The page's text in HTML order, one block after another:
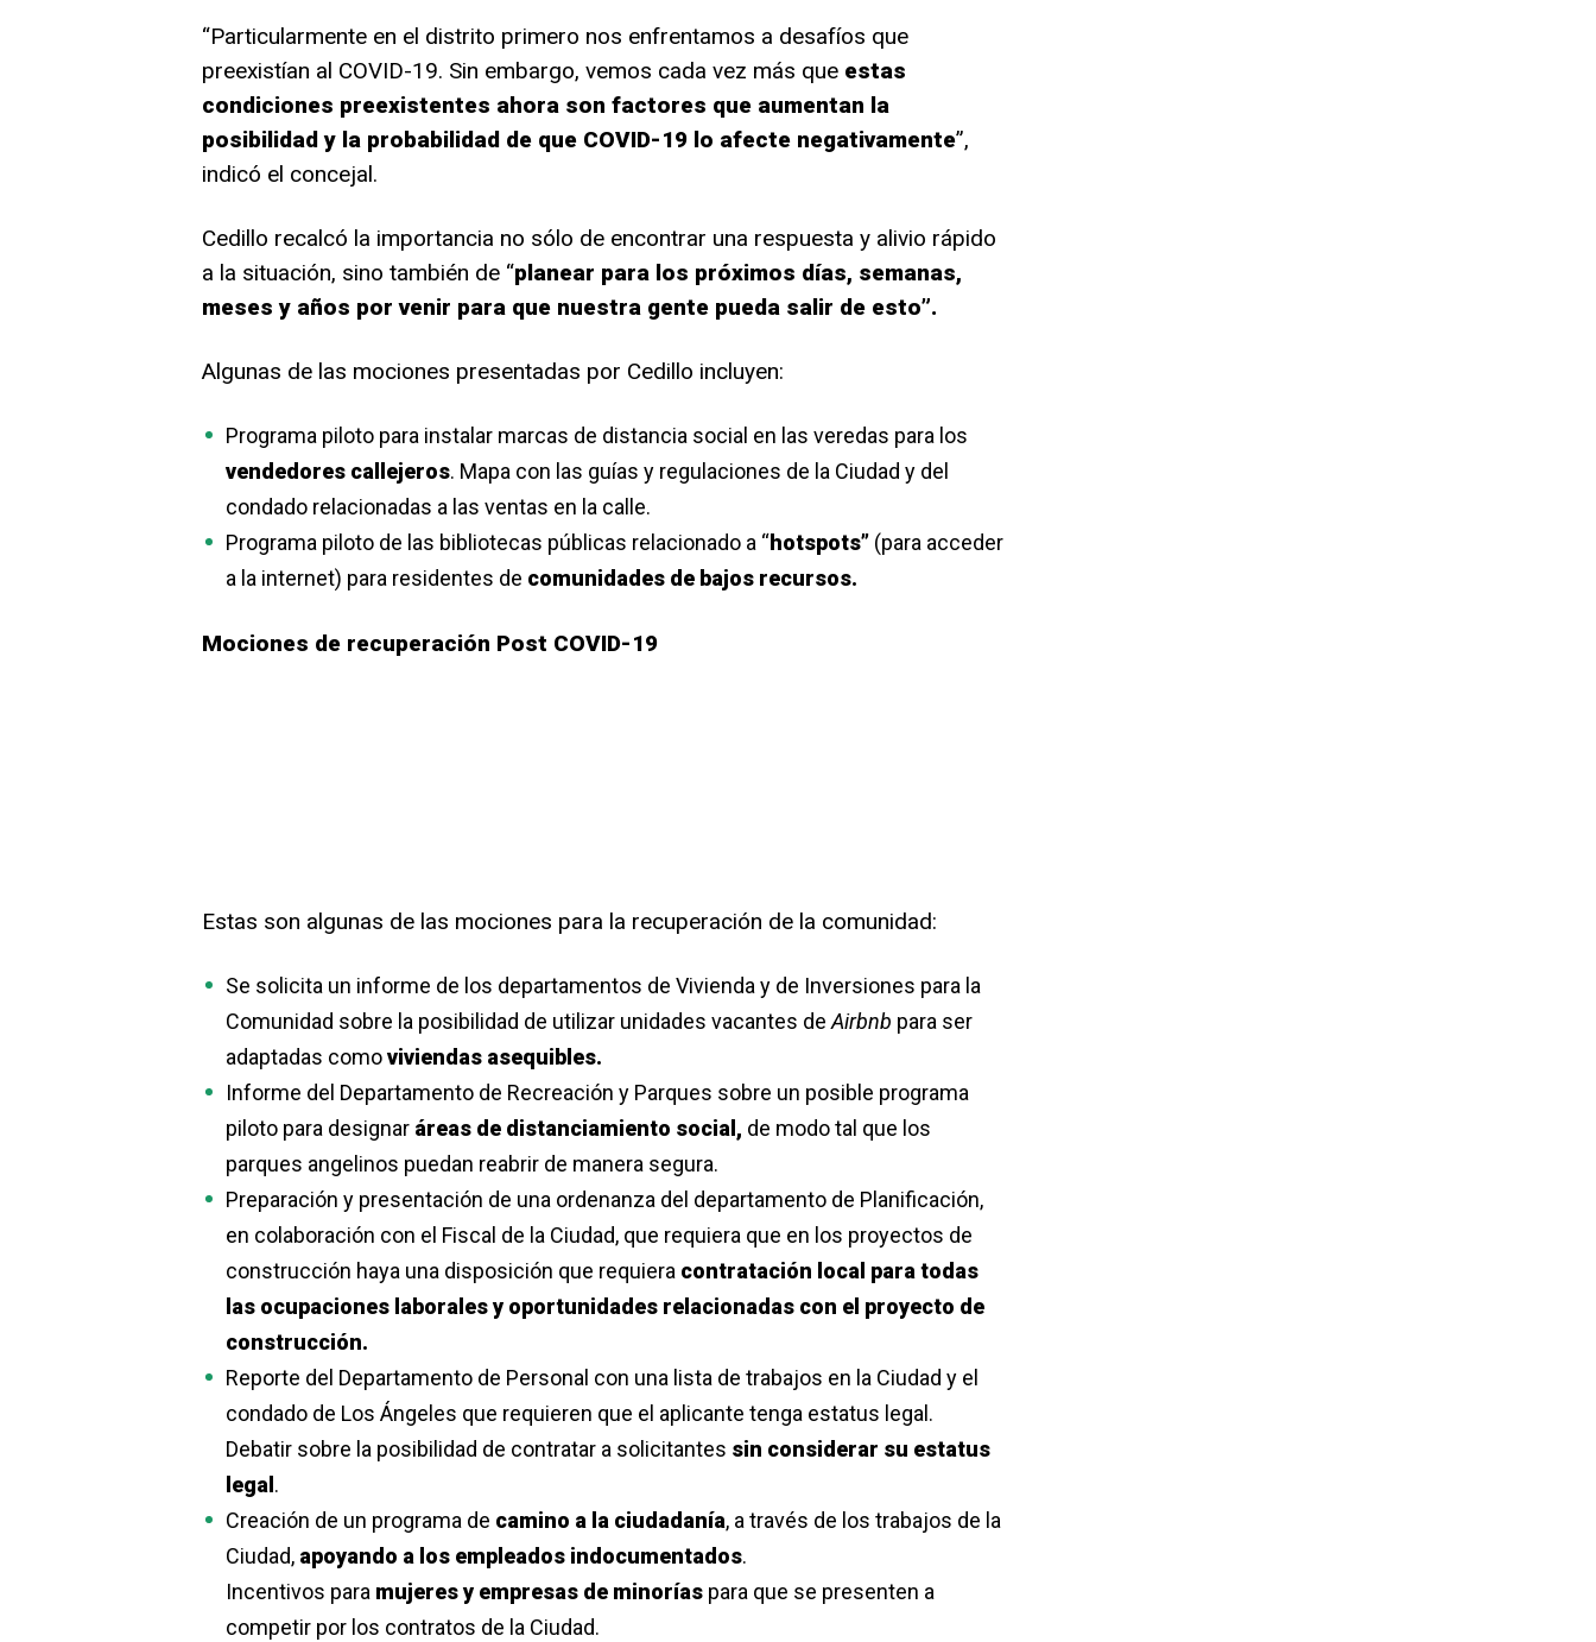
“Particularmente en el distrito primero nos enfrentamos a desafíos que
preexistían al COVID-19. Sin embargo, vemos cada vez más queestas
condiciones preexistentes ahora son factores que aumentan la
posibilidad y la probabilidad de que COVID-19 lo afecte negativamente”,
indicó el concejal.
Cedillo recalcó la importancia no sólo de encontrar una respuesta y alivio rápido
a la situación, sino también de “planear para los próximos días, semanas,
meses y años por venir para que nuestra gente pueda salir de esto”.
Algunas de las mociones presentadas por Cedillo incluyen:
Programa piloto para instalar marcas de distancia social en las veredas para los
vendedores callejeros. Mapa con las guías y regulaciones de la Ciudad y del
condado relacionadas a las ventas en la calle.
Programa piloto de las bibliotecas públicas relacionado a “hotspots”(para acceder
a la internet) para residentes de comunidades de bajos recursos.
Mociones de recuperación Post COVID-19
Estas son algunas de las mociones para la recuperación de la comunidad:
Se solicita un informe de los departamentos de Vivienda y de Inversiones para la
Comunidad sobre la posibilidad de utilizar unidades vacantes de Airbnb para ser
adaptadas comoviviendas asequibles.
Informe del Departamento de Recreación y Parques sobre un posible programa
piloto para designar áreas de distanciamiento social, de modo tal que los
parques angelinos puedan reabrir de manera segura.
Preparación y presentación de una ordenanza del departamento de Planificación,
en colaboración con el Fiscal de la Ciudad, que requiera que en los proyectos de
construcción haya una disposición que requiera contratación local para todas
las ocupaciones laborales y oportunidades relacionadas con el proyecto de
construcción.
Reporte del Departamento de Personal con una lista de trabajos en la Ciudad y el
condado de Los Ángeles que requieren que el aplicante tenga estatus legal.
Debatir sobre la posibilidad de contratar a solicitantes sin considerar su estatus
legal .
Creación de un programa de camino a la ciudadanía, a través de los trabajos de la
Ciudad, apoyando a los empleados indocumentados.
Incentivos para mujeres y empresas de minoríaspara que se presenten a
competir por los contratos de la Ciudad.